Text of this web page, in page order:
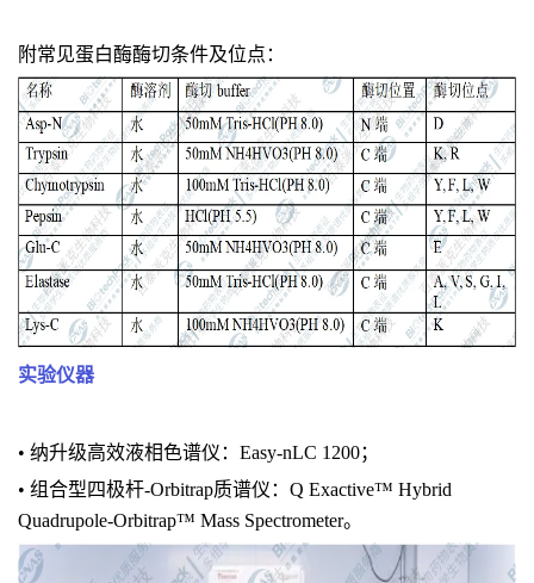
附常见蛋白酶酶切条件及位点：
实验仪器
• 纳升级高效液相色谱仪：Easy-nLC 1200；
• 组合型四极杆-Orbitrap质谱仪：Q Exactive™ Hybrid
Quadrupole-Orbitrap™ Mass Spectrometer。